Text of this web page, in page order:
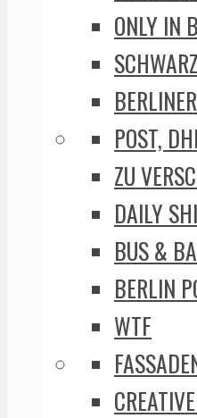
ONLY IN
POST,
ZU
DAILY
BUS &
BERLIN
WTF